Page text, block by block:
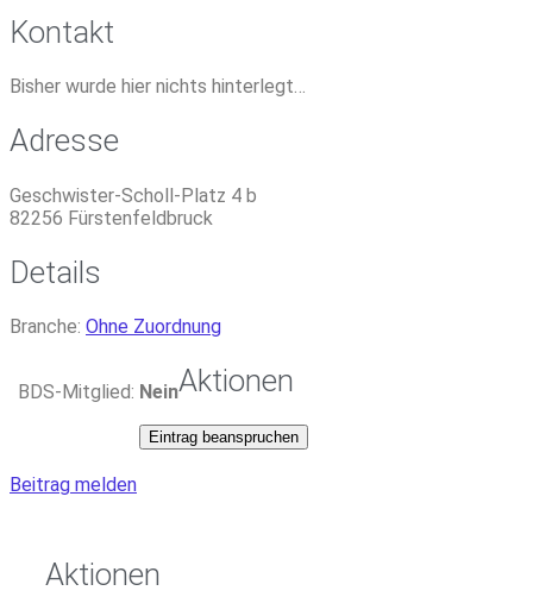
Kontakt
Bisher wurde hier nichts hinterlegt…
Adresse
Geschwister-Scholl-Platz 4 b
82256 Fürstenfeldbruck
Details
Branche: Ohne Zuordnung
BDS-Mitglied: NeinAktionen
Eintrag beanspruchen
Beitrag melden
Aktionen